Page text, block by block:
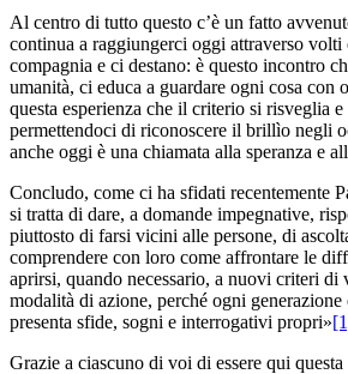
Al centro di tutto questo c’è un fatto
continua a raggiungerci oggi attraverso volti
compagnia e ci destano: è questo incontro
umanità, ci educa a guardare ogni cosa con
questa esperienza che il criterio si risveglia
permettendoci di riconoscere il brillìo negli
anche oggi è una chiamata alla speranza e
Concludo, come ci ha sfidati recentemente
si tratta di dare, a domande impegnative,
piuttosto di farsi vicini alle persone, di
comprendere con loro come affrontare le
aprirsi, quando necessario, a nuovi criteri di
modalità di azione, perché ogni generazione
presenta sfide, sogni e interrogativi propri»
Grazie a ciascuno di voi di essere qui questa